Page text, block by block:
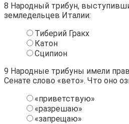
8 Народный трибун,
земледельцев Италии:
Тиберий Гракх
Катон
Сципион
9 Народные трибуны имели
Сенате слово «вето». Что оно
«приветствую»
«разрешаю»
«запрещаю»